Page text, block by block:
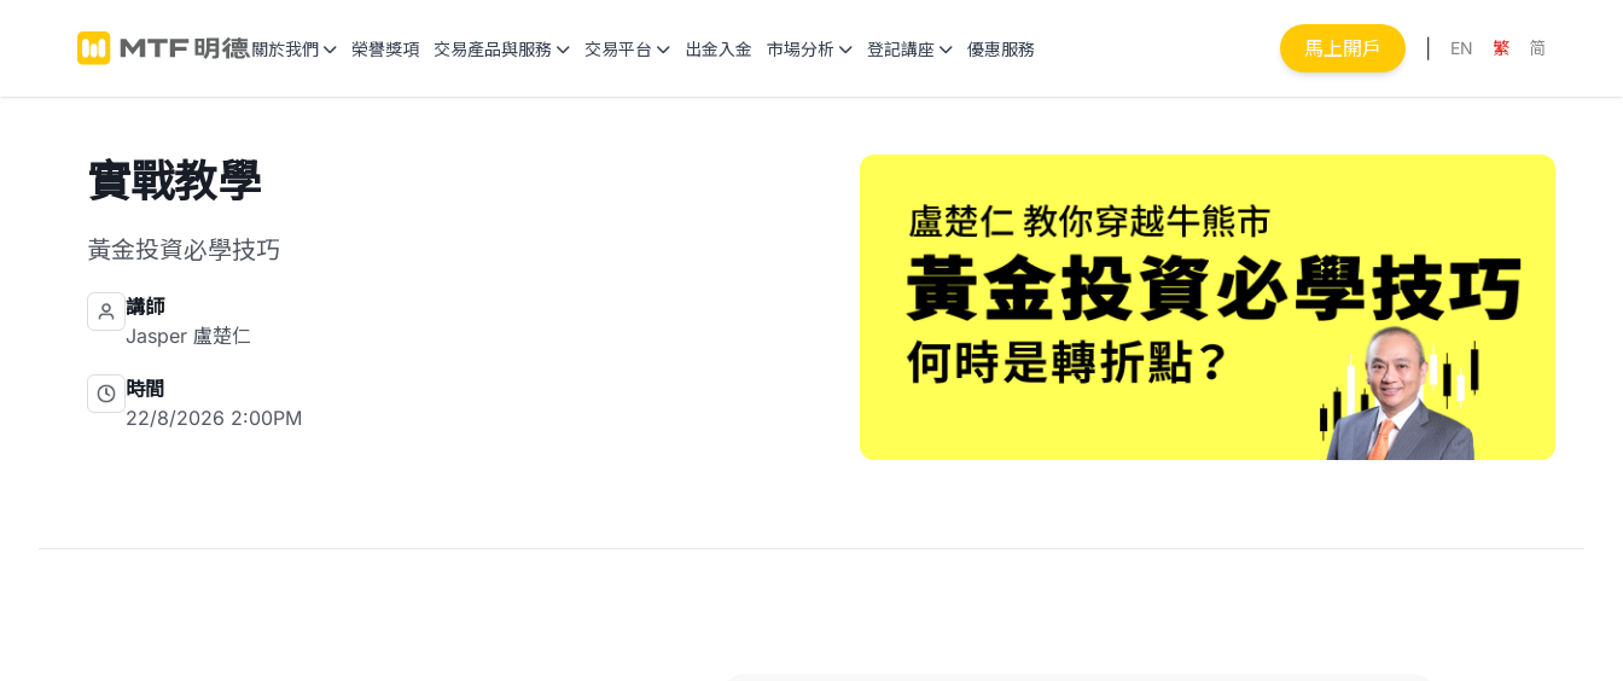
關於我們 榮譽獎項 交易產品與服務 交易平台 出金入金 市場分析 登記講座 優惠服務 馬上開戶 EN 繁 简
實戰教學
黃金投資必學技巧
講師
Jasper 盧楚仁
時間
22/8/2026 2:00PM